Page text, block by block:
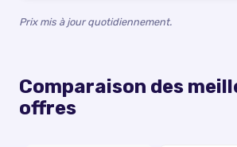
Prix mis à jour quotidiennement.
Comparaison des
offres